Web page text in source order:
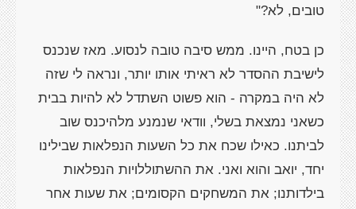
טובים, לא?"
כן בטח, היינו. ממש סיבה טובה לנסוע. מאז שנכנס
לישיבת ההסדר לא ראיתי אותו יותר, ונראה לי שזה
לא היה במקרה - הוא פשוט השתדל לא להיות בבית
כשאני נמצאת בשלי, וודאי שנמנע מלהיכנס שוב
לביתנו. כאילו שכח את כל השעות הנפלאות שבילינו
יחד, יואב והוא ואני. את ההשתוללויות הנפלאות
בילדותנו; את המשחקים הקסומים; את שעות אחר